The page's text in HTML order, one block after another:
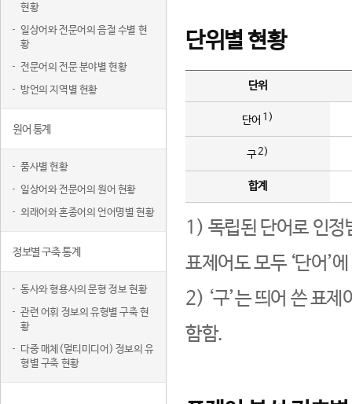
현황
일상어와 전문어의 음절 수별 현
황
전문어의 전문 분야별 현황
방언의 지역별 현황
원어 통계
품사별 현황
일상어와 전문어의 원어 현황
외래어와 혼종어의 언어명별 현황
정보별 구축 통계
동사와 형용사의 문형 정보 현황
관련 어휘 정보의 유형별 구축 현
황
다중 매체(멀티미디어) 정보의 유
형별 구축 현황
단위별 현황
단위
단어 1)
구2)
합계
1) 독립된 단어로 인정
표제어도 모두 ‘단어’
2) ‘구’는 띄어 쓴 표
함함.